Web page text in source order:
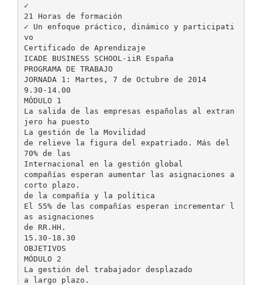
✓
21 Horas de formación
✓ Un enfoque práctico, dinámico y participati
vo
Certificado de Aprendizaje
ICADE BUSINESS SCHOOL-iiR España
PROGRAMA DE TRABAJO
JORNADA 1: Martes, 7 de Octubre de 2014
9.30-14.00
MÓDULO 1
La salida de las empresas españolas al extran
jero ha puesto
La gestión de la Movilidad
de relieve la figura del expatriado. Más del
70% de las
Internacional en la gestión global
compañías esperan aumentar las asignaciones a
corto plazo.
de la compañía y la política
El 55% de las compañías esperan incrementar l
as asignaciones
de RR.HH.
15.30-18.30
OBJETIVOS
MÓDULO 2
La gestión del trabajador desplazado
a largo plazo.